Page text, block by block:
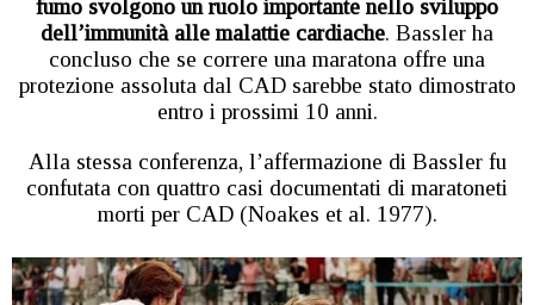
fumo svolgono un ruolo importante nello sviluppo
dell’immunità alle malattie cardiache. Bassler ha
concluso che se correre una maratona offre una
protezione assoluta dal CAD sarebbe stato dimostrato
entro i prossimi 10 anni.
Alla stessa conferenza, l’affermazione di Bassler fu
confutata con quattro casi documentati di maratoneti
morti per CAD (Noakes et al. 1977).